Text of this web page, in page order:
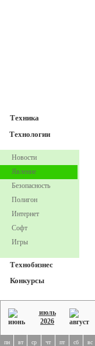
Техника
Технологии
Новости
Явление
Безопасность
Полигон
Интернет
Софт
Игры
Технобизнес
Конкурсы
июль
2026
пн вт ср чт пт сб вс